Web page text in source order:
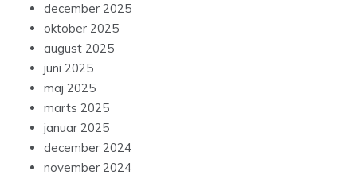
december 2025
oktober 2025
august 2025
juni 2025
maj 2025
marts 2025
januar 2025
december 2024
november 2024